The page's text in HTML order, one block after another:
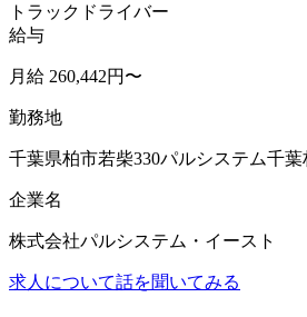
トラックドライバー
給与
月給 260,442円〜
勤務地
千葉県柏市若柴330パルシステム千
企業名
株式会社パルシステム・イースト
求人について話を聞いてみる